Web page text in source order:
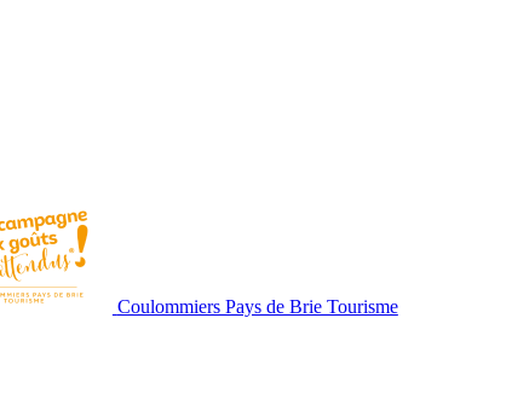
Coulommiers Pays de Brie Tourisme